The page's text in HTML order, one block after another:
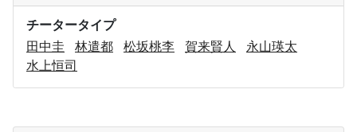
チータータイプ
田中圭
林遣都 松坂桃李 賀来賢人
永山瑛太
水上恒司